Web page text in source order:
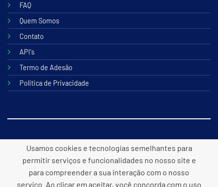
FAQ
Quem Somos
Contato
API's
Termo de Adesão
Politica de Privacidade
© 2026 B2lite Tecnologia Online
Desenvolvido porPanacea
Usamos cookies e tecnologias semelhantes para
permitir serviços e funcionalidades no nosso site e
para compreender a sua interação com o nosso
serviço. Ao clicar em aceitar, você concorda com o uso